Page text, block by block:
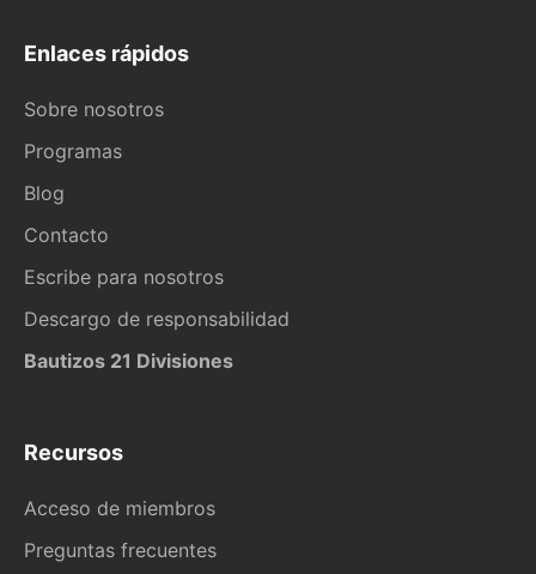
Enlaces rápidos
Sobre nosotros
Programas
Blog
Contacto
Escribe para nosotros
Descargo de responsabilidad
Bautizos 21 Divisiones
Recursos
Acceso de miembros
Preguntas frecuentes